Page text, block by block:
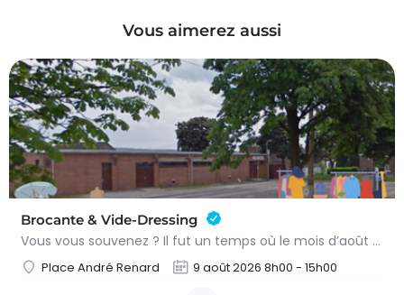
Vous aimerez aussi
Brocante & Vide-Dressing
Vous vous souvenez ? Il fut un temps où le mois d’août au Viamont rimait avec festivités, convivialité et…
Place André Renard 9 août 2026 8h00 - 15h00